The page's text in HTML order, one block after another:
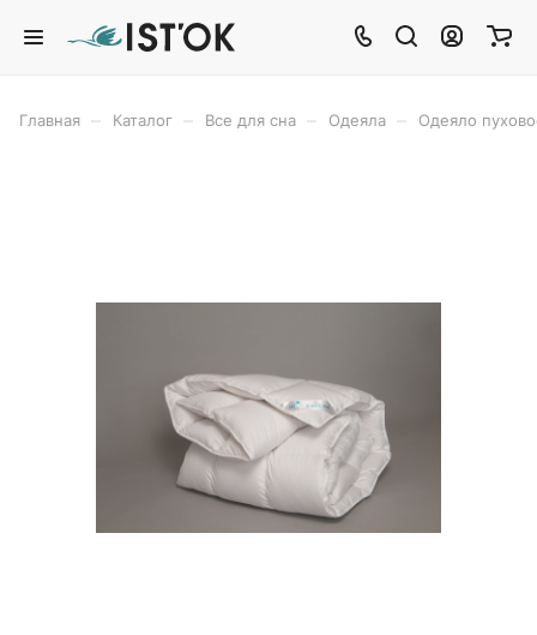
Главная Каталог Все для сна Одеяла Одеяло